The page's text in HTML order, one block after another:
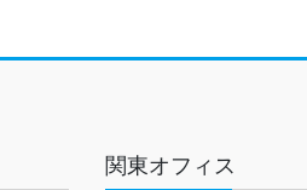
関東オフィス